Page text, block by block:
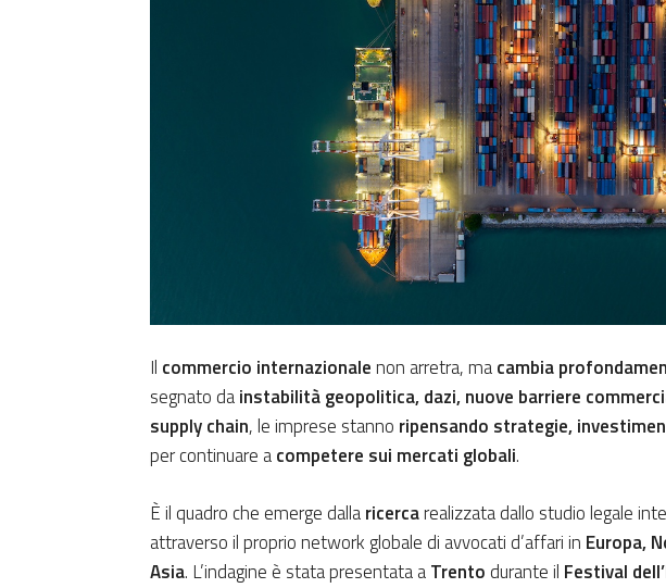
Il commercio internazionalenon arretra, macambia
segnato dainstabilità geopolitica, dazi, nuove barriere
supply chain, le imprese stanno ripensando strategie,
per continuare acompetere sui mercati globali.
È il quadro che emerge dallaricercarealizzata dallo studio legale
attraverso il proprio network globale di avvocati d’affari in Europa,
Asia. L’indagine è stata presentata aTrento durante il Festival